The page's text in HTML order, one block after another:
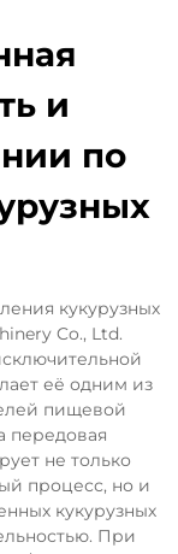
и
по
кукурузных
Co., Ltd.
её одним из
пищевой
передовая
не только
процесс, но и
кукурузных
При